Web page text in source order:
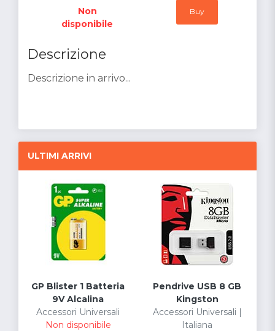
Non
disponibile
Buy
Descrizione
Descrizione in arrivo...
ULTIMI ARRIVI
GP Blister 1 Batteria
9V Alcalina
Accessori Universali
Non disponibile
Pendrive USB 8 GB
Kingston
Accessori Universali |
Italiana